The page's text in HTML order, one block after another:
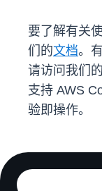
要了解有关
们的文档。
请访问我们的
支持 AWS
验即操作。